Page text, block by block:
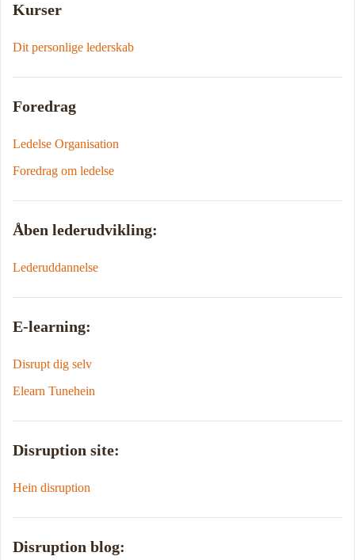
Kurser
Dit personlige lederskab
Foredrag
Ledelse Organisation
Foredrag om ledelse
Åben lederudvikling:
Lederuddannelse
E-learning:
Disrupt dig selv
Elearn Tunehein
Disruption site:
Hein disruption
Disruption blog: